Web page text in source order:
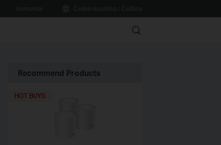
Search
Recommend Products
HOT BUYS